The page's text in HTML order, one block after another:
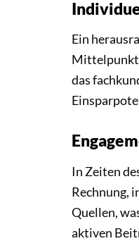
Ein
Mittelpunkt
das
In Zeiten
Rechnung,
Quellen,
aktiven